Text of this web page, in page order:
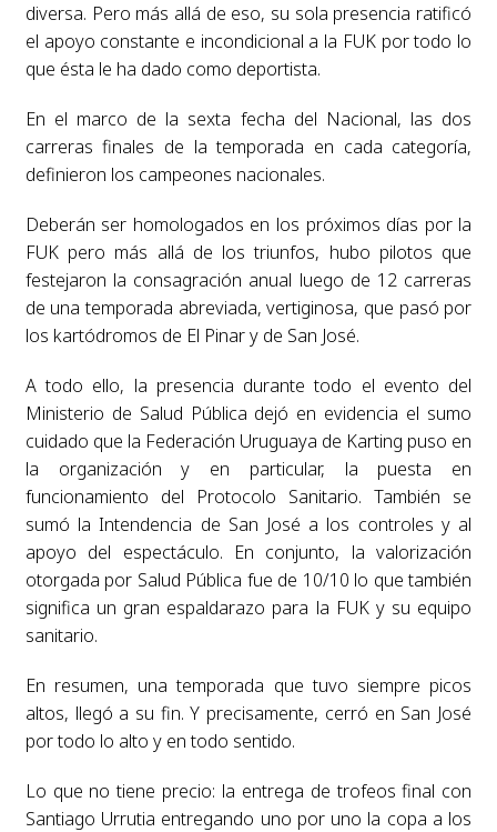
diversa. Pero más allá de eso, su sola presencia ratificó
el apoyo constante e incondicional a la FUK por todo lo
que ésta le ha dado como deportista.
En el marco de la sexta fecha del Nacional, las dos
carreras finales de la temporada en cada categoría,
definieron los campeones nacionales.
Deberán ser homologados en los próximos días por la
FUK pero más allá de los triunfos, hubo pilotos que
festejaron la consagración anual luego de 12 carreras
de una temporada abreviada, vertiginosa, que pasó por
los kartódromos de El Pinar y de San José.
A todo ello, la presencia durante todo el evento del
Ministerio de Salud Pública dejó en evidencia el sumo
cuidado que la Federación Uruguaya de Karting puso en
la organización y en particular, la puesta en
funcionamiento del Protocolo Sanitario. También se
sumó la Intendencia de San José a los controles y al
apoyo del espectáculo. En conjunto, la valorización
otorgada por Salud Pública fue de 10/10 lo que también
significa un gran espaldarazo para la FUK y su equipo
sanitario.
En resumen, una temporada que tuvo siempre picos
altos, llegó a su fin. Y precisamente, cerró en San José
por todo lo alto y en todo sentido.
Lo que no tiene precio: la entrega de trofeos final con
Santiago Urrutia entregando uno por uno la copa a los